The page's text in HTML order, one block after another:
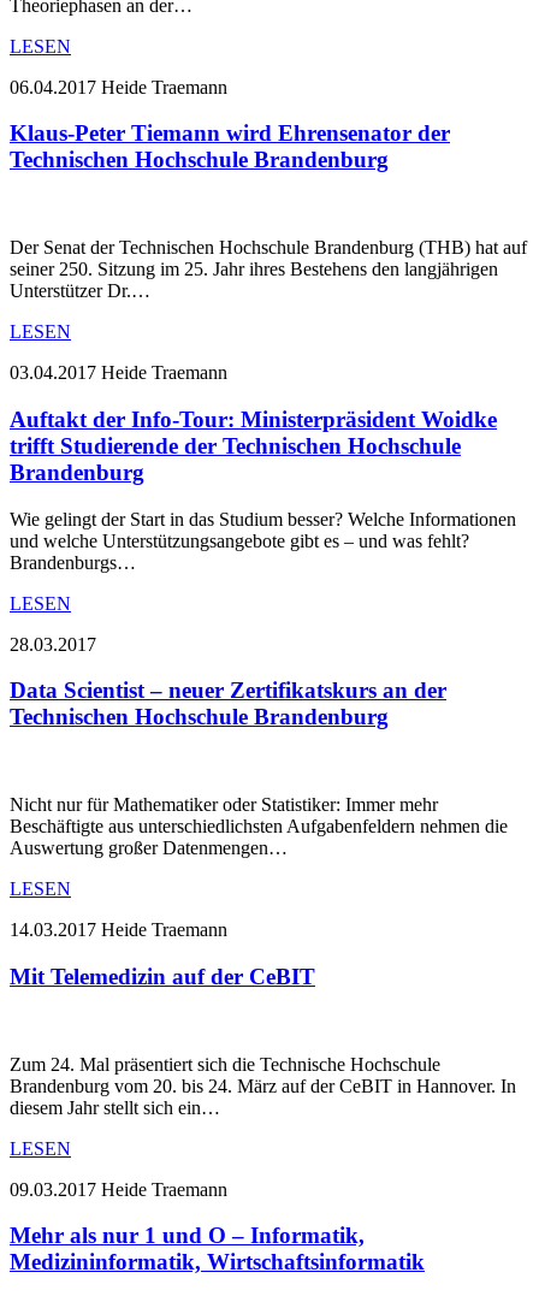
Theoriephasen an der…
LESEN
06.04.2017 Heide Traemann
Klaus-Peter Tiemann wird Ehrensenator der
Technischen Hochschule Brandenburg
Der Senat der Technischen Hochschule Brandenburg (THB) hat auf
seiner 250. Sitzung im 25. Jahr ihres Bestehens den langjährigen
Unterstützer Dr.…
LESEN
03.04.2017 Heide Traemann
Auftakt der Info-Tour: Ministerpräsident Woidke
trifft Studierende der Technischen Hochschule
Brandenburg
Wie gelingt der Start in das Studium besser? Welche Informationen
und welche Unterstützungsangebote gibt es – und was fehlt?
Brandenburgs…
LESEN
28.03.2017
Data Scientist – neuer Zertifikatskurs an der
Technischen Hochschule Brandenburg
Nicht nur für Mathematiker oder Statistiker: Immer mehr
Beschäftigte aus unterschiedlichsten Aufgabenfeldern nehmen die
Auswertung großer Datenmengen…
LESEN
14.03.2017 Heide Traemann
Mit Telemedizin auf der CeBIT
Zum 24. Mal präsentiert sich die Technische Hochschule
Brandenburg vom 20. bis 24. März auf der CeBIT in Hannover. In
diesem Jahr stellt sich ein…
LESEN
09.03.2017 Heide Traemann
Mehr als nur 1 und O – Informatik,
Medizininformatik, Wirtschaftsinformatik